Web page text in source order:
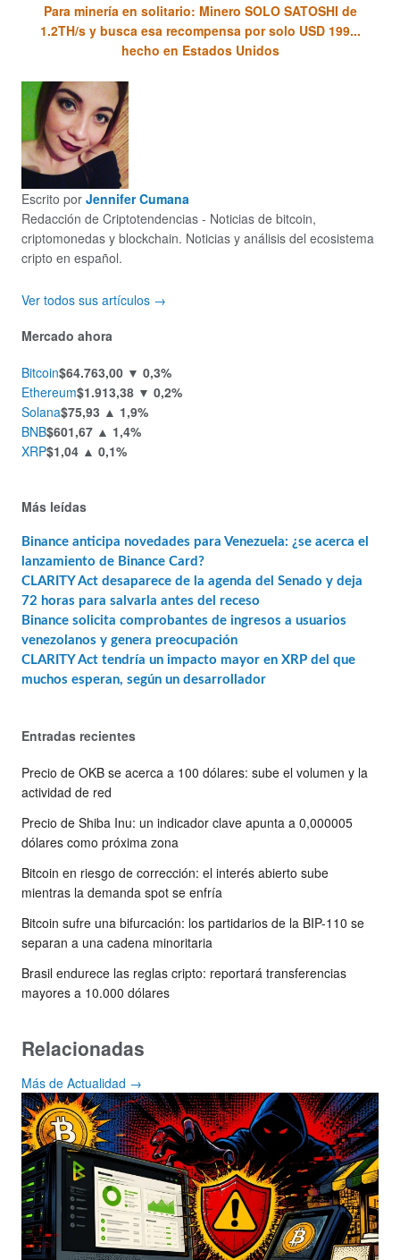
Para minería en solitario: Minero SOLO SATOSHI de
1.2TH/s y busca esa recompensa por solo USD 199...
hecho en Estados Unidos
Escrito por Jennifer Cumana
Redacción de Criptotendencias - Noticias de bitcoin,
criptomonedas y blockchain. Noticias y análisis del ecosistema
cripto en español.
Ver todos sus artículos →
Mercado ahora
Bitcoin$64.763,00 ▼ 0,3%
Ethereum$1.913,38 ▼ 0,2%
Solana$75,93 ▲ 1,9%
BNB$601,67 ▲ 1,4%
XRP$1,04 ▲ 0,1%
Más leídas
Binance anticipa novedades para Venezuela: ¿se acerca el
lanzamiento de Binance Card?
CLARITY Act desaparece de la agenda del Senado y deja
72 horas para salvarla antes del receso
Binance solicita comprobantes de ingresos a usuarios
venezolanos y genera preocupación
CLARITY Act tendría un impacto mayor en XRP del que
muchos esperan, según un desarrollador
Entradas recientes
Precio de OKB se acerca a 100 dólares: sube el volumen y la
actividad de red
Precio de Shiba Inu: un indicador clave apunta a 0,000005
dólares como próxima zona
Bitcoin en riesgo de corrección: el interés abierto sube
mientras la demanda spot se enfría
Bitcoin sufre una bifurcación: los partidarios de la BIP-110 se
separan a una cadena minoritaria
Brasil endurece las reglas cripto: reportará transferencias
mayores a 10.000 dólares
Relacionadas
Más de Actualidad →